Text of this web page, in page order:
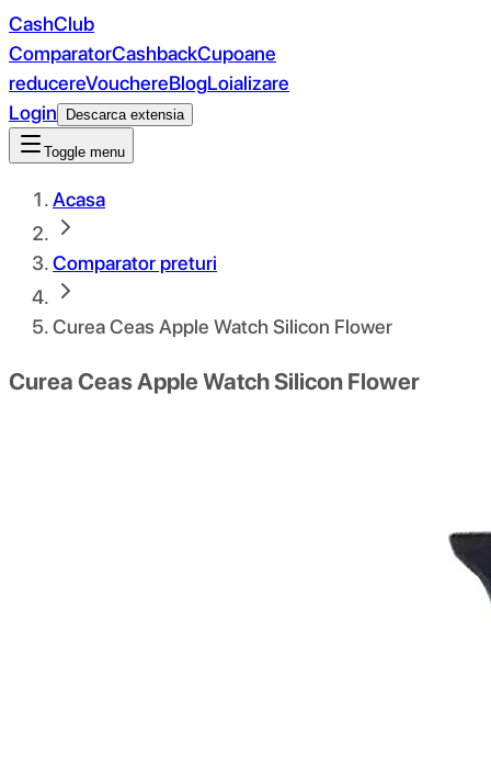
CashClub
ComparatorCashbackCupoane
reducereVouchereBlogLoializare
Login
Descarca extensia
Toggle menu
Acasa
Comparator preturi
Curea Ceas Apple Watch Silicon Flower
Curea Ceas Apple Watch Silicon Flower